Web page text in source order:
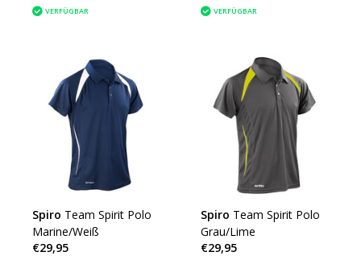
VERFÜGBAR
VERFÜGBAR
Spiro Team Spirit Polo
Marine/Weiß
€29,95
Spiro Team Spirit Polo
Grau/Lime
€29,95